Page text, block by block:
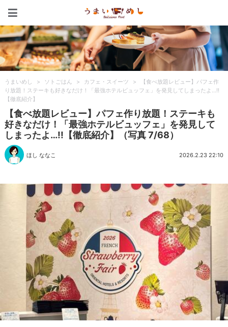
うまいめし > ソトごはん > カフェ・スイーツ >
【食べ放題レビュー】パフェ作
り放題！ステーキも好きなだけ！「最強ホテルビュッフェ」を発見してしまったよ…!!
【徹底紹介】
【食べ放題レビュー】パフェ作り放題！ステーキも
好きなだけ！「最強ホテルビュッフェ」を発見して
しまったよ…!!【徹底紹介】（写真 7/68）
ほし ななこ 2026.2.23 22:10